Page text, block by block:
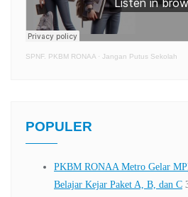
SPNF. PKBM RONAA · Jangan Putus Sekolah
POPULER